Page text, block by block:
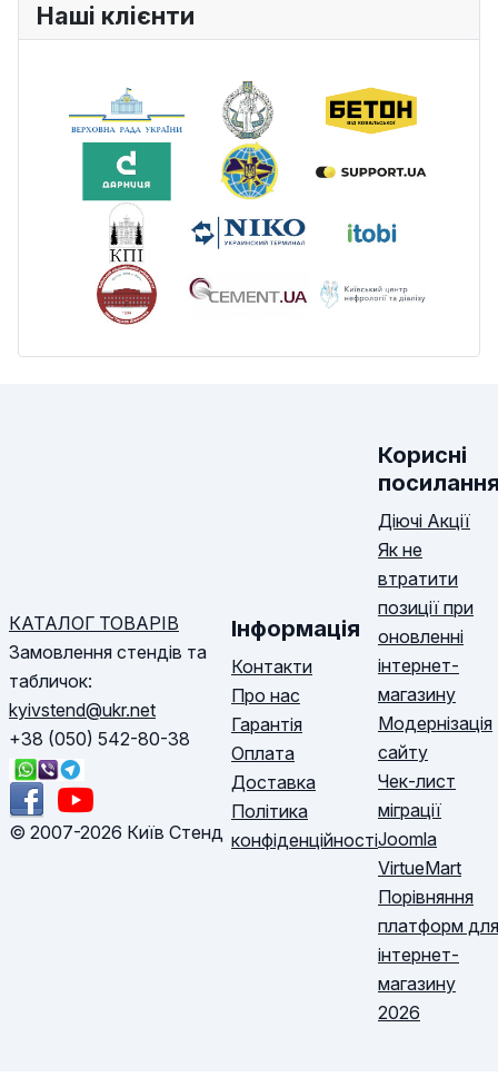
Наші клієнти
КАТАЛОГ ТОВАРІВ
Замовлення стендів та
табличок:
kyivstend@ukr.net
+38 (050) 542-80-38
© 2007-2026 Київ Стенд
Інформація
Контакти
Про нас
Гарантія
Оплата
Доставка
Політика
конфіденційності
Корисні
Діючі Акції
Як не
втратити
позиції при
оновленні
інтернет-
магазину
Модернізація
сайту
Чек-лист
міграції
Joomla
VirtueMart
Порівняння
платформ для
інтернет-
магазину
2026